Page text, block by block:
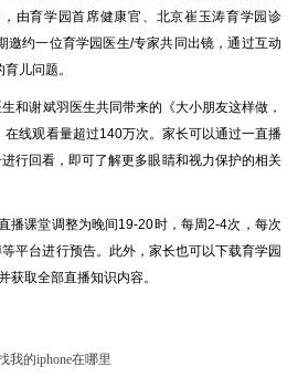
由育学园首席健康官、北京崔玉涛育学园诊
邀约一位育学园医生/专家共同出镜，通过互动
儿问题。
谢斌羽医生共同带来的《大小朋友这样做，
线观看量超过140万次。家长可以通过一直播
行回看，即可了解更多眼睛和视力保护的相关
课堂调整为晚间19-20时，每周2-4次，每次
平台进行预告。此外，家长也可以下载育学园
获取全部直播知识内容。
我的iphone在哪里